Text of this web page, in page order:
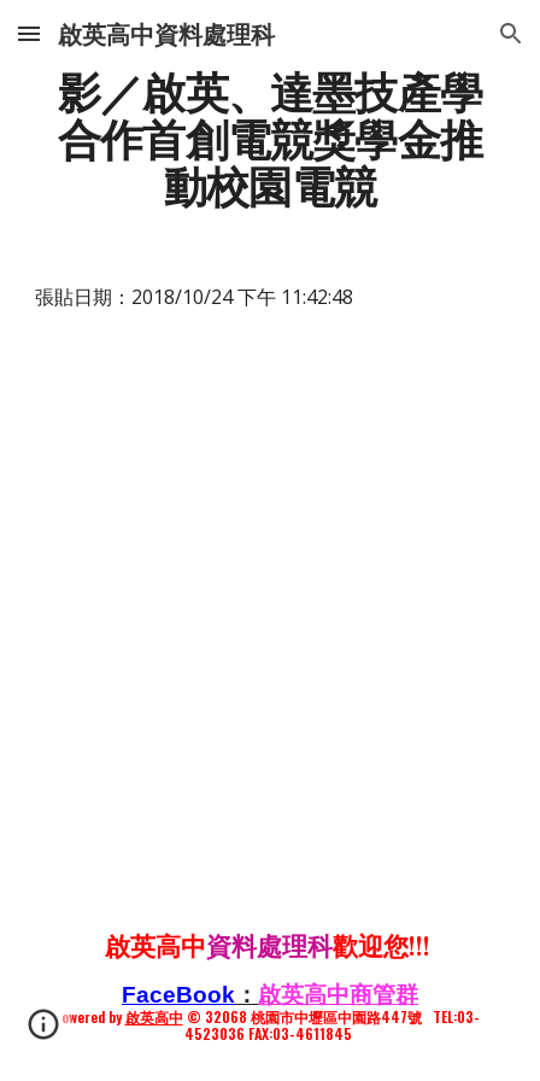
Skip to main content Skip to navigation
啟英高中資料處理科
影／啟英、達墨技產學
合作首創電競獎學金推
動校園電競
張貼日期：2018/10/24 下午 11:42:48
啟英高中資料處理科歡迎您!!!
FaceBook ： 啟英高中商管群
owered by啟英高中 © 32068 桃園市中壢區中園路447號 TEL:03-
4523036 FAX:03-4611845